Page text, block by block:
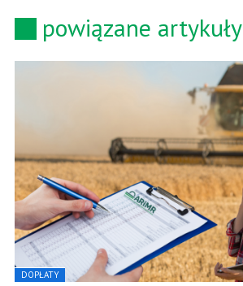
powiązane artykuły
DOPŁATY